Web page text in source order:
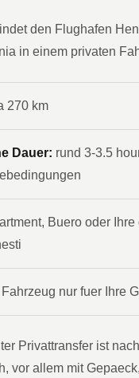
den Flughafen
in einem privaten
270 km
Dauer: rund 3-3.5
Buero oder
nur fuer Ihre
Privattransfer ist
vor allem mit